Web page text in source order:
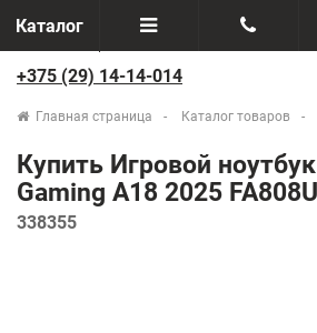
Каталог
Отзывы
Производители
Возврат товаров
+375(29) 888-44-44
+375 (29) 14-14-014
Главная страница Каталог товаров
Купить Игровой
Gaming A18 2025
338355